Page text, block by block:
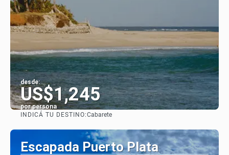
desde:
US$1,245
por persona
INDICÁ TU DESTINO:Cabarete
Escapada Puerto Plata